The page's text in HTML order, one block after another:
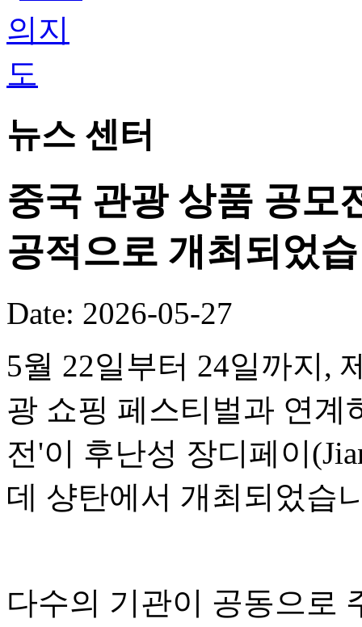
뉴스 센터
중국 관광 상품 공모
공적으로 개최되었
Date: 2026-05-27
5월 22일부터 24일까지,
광 쇼핑 페스티벌과 연계
전'이 후난성 장디페이
데 샹탄에서 개최되었습
다수의 기관이 공동으로